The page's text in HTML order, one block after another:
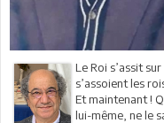
Le Roi s’assit
s’assoient les
Et maintenant !
lui-même, ne le